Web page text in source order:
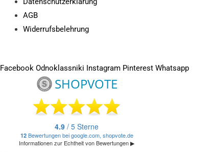
AGB
Widerrufsbelehrung
Facebook Odnoklassniki Instagram Pinterest Whatsapp